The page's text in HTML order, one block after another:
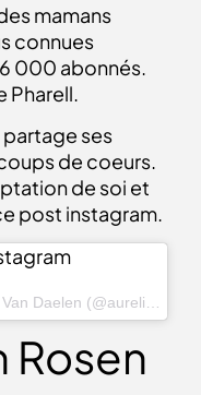
mamans
connues
000 abonnés.
Pharell.
partage ses
de coeurs.
de soi et
post instagram.
Rosen